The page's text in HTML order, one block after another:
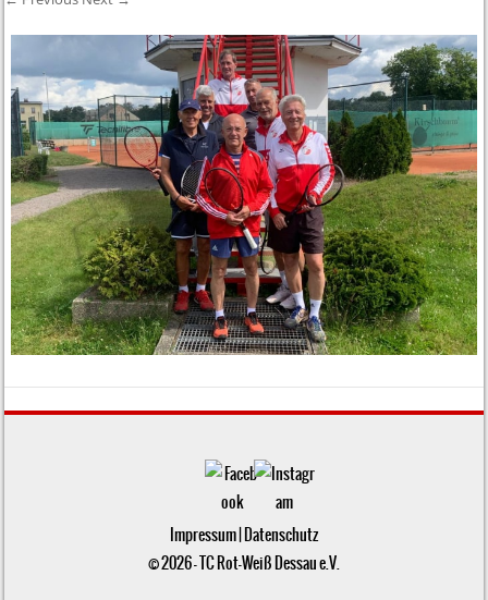
Impressum|Datenschutz
© 2026 - TC Rot-Weiß Dessau e.V.